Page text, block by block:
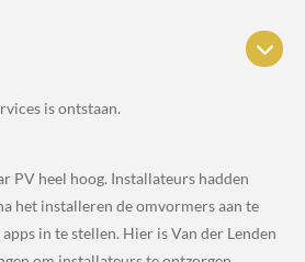
is ontstaan.
PV heel hoog. Installateurs hadden
het installeren de omvormers aan te
in te stellen. Hier is Van der Lenden